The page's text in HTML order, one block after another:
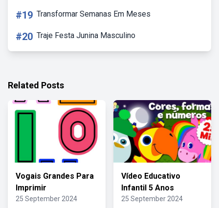
#19 Transformar Semanas Em Meses
#20 Traje Festa Junina Masculino
Related Posts
Vogais Grandes Para
Imprimir
25 September 2024
Vídeo Educativo
Infantil 5 Anos
25 September 2024